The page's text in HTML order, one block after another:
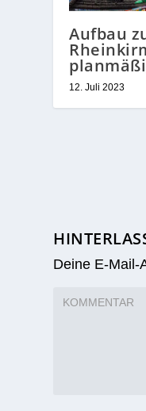
Aufbau
12. Juli 2023
Deine E-Mail-